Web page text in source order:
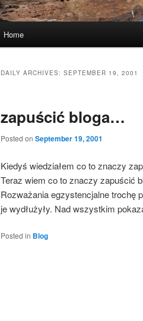
Home
DAILY ARCHIVES: SEPTEMBER 19, 2001
zapuścić bloga…
Posted on September 19, 2001
Kiedyś wiedziałem co to znaczy
Teraz wiem co to znaczy zapuścić
Rozważania egzystencjalne trochę
je wydłużyły. Nad wszystkim
Posted in Blog